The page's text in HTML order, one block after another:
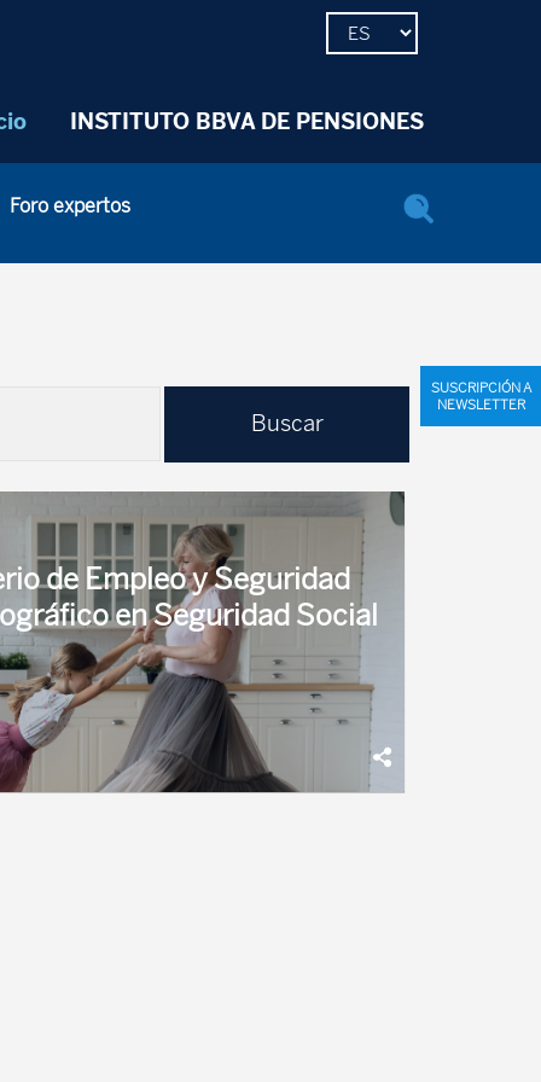
INSTITUTO BBVA DE PENSIONES
Foro expertos
de Empleo y Seguridad
en Seguridad Social
SUSCRIPCIÓN A
NEWSLETTER